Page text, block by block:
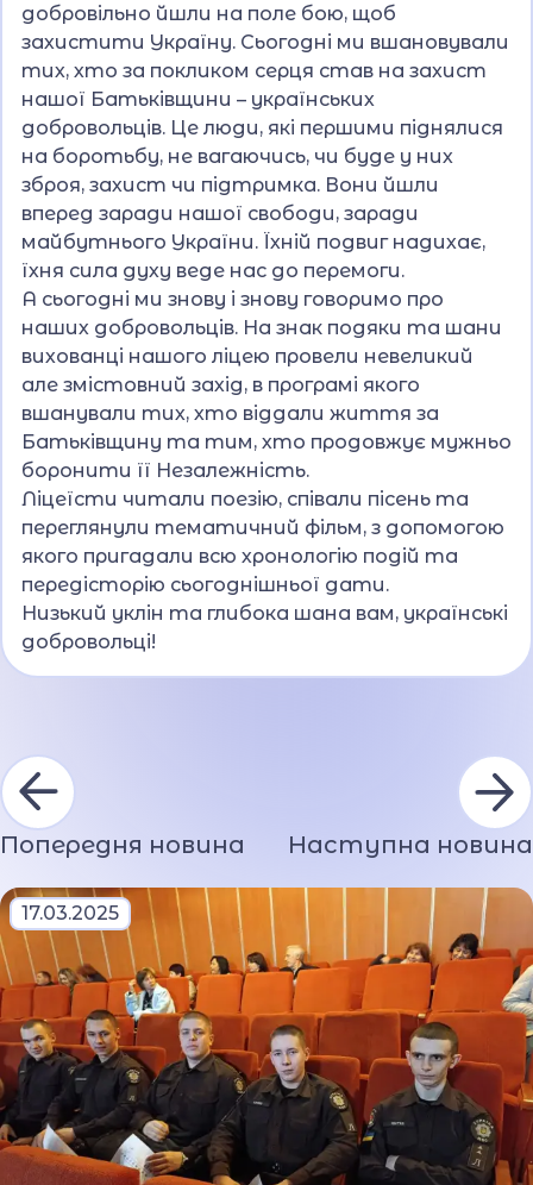
добровільно йшли на поле бою, щоб
захистити Україну. Сьогодні ми вшановували
тих, хто за покликом серця став на захист
нашої Батьківщини – українських
добровольців. Це люди, які першими піднялися
на боротьбу, не вагаючись, чи буде у них
зброя, захист чи підтримка. Вони йшли
вперед заради нашої свободи, заради
майбутнього України. Їхній подвиг надихає,
їхня сила духу веде нас до перемоги.
А сьогодні ми знову і знову говоримо про
наших добровольців. На знак подяки та шани
вихованці нашого ліцею провели невеликий
але змістовний захід, в програмі якого
вшанували тих, хто віддали життя за
Батьківщину та тим, хто продовжує мужньо
боронити її Незалежність.
Ліцеїсти читали поезію, співали пісень та
переглянули тематичний фільм, з допомогою
якого пригадали всю хронологію подій та
передісторію сьогоднішньої дати.
Низький уклін та глибока шана вам, українські
добровольці!
Попередня новина Наступна новина
17.03.2025